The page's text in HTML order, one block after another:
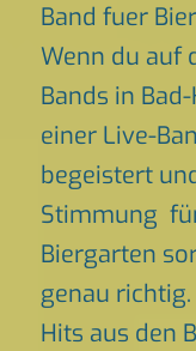
Band fuer
Wenn du auf
Bands in
einer Live-
begeistert
Stimmung
Biergarten
genau
Hits aus den